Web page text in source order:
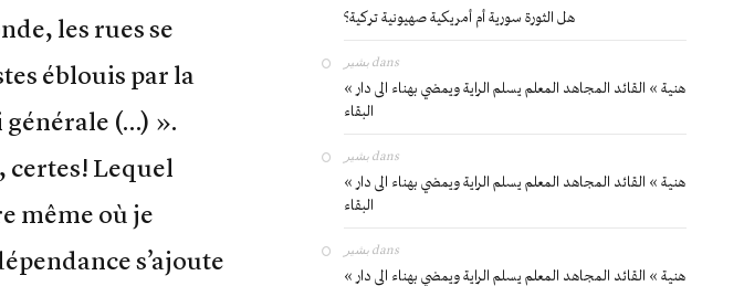
les rues se
éblouis par la
(…) ».
certes! Lequel
même où je
s’ajoute
هل الثورة سورية أم أمريكية صهيونية تركية؟
بشير dans
« هنية » القائد المجاهد المعلم يسلم الراية ويمضي بهناء الى دار
البقاء
بشير dans
« هنية » القائد المجاهد المعلم يسلم الراية ويمضي بهناء الى دار
البقاء
بشير dans
« هنية » القائد المجاهد المعلم يسلم الراية ويمضي بهناء الى دار